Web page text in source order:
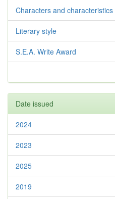
Characters and characteristics
Literary style
S.E.A. Write Award
Date issued
2024
2023
2025
2019